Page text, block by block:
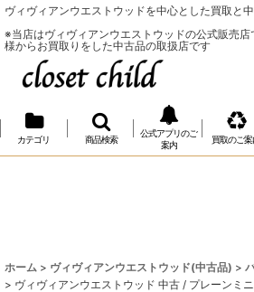
ヴィヴィアンウエストウッドを中心とした買取と
※当店はヴィヴィアンウエストウッドの公式販売
様からお買取りをした中古品の取扱店です
カテゴリ 商品検索
公式アプリのご
案内
買取のご案
ホーム > ヴィヴィアンウエストウッド(中古品) >
> ヴィヴィアンウエストウッド 中古 / プレーンミ